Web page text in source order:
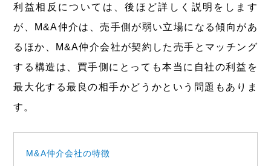
利益相反については、後ほど詳しく説明をします
が、M&A仲介は、売手側が弱い立場になる傾向があ
るほか、M&A仲介会社が契約した売手とマッチング
する構造は、買手側にとっても本当に自社の利益を
最大化する最良の相手かどうかという問題もありま
す。
M&A仲介会社の特徴